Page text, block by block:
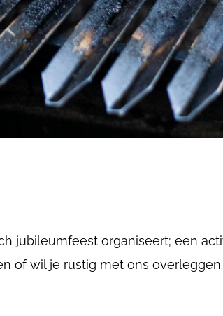
jubileumfeest organiseert; een
of wil je rustig met ons